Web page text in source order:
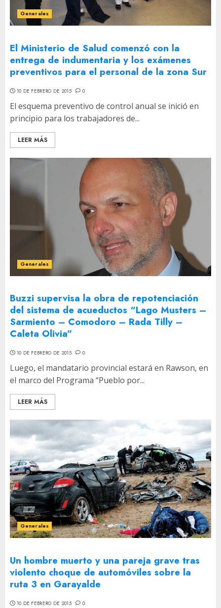
Generales
El Ministerio de Salud comenzó con la
entrega de indumentaria y los exámenes
preventivos para el personal de la zona Sur
10 DE FEBRERO DE 2015 0
El esquema preventivo de control anual se inició en
principio para los trabajadores de...
LEER MÁS
Generales
Buzzi supervisa la obra de repotenciación
del sistema de acueductos “Lago Musters –
Sarmiento – Comodoro – Rada Tilly –
Caleta Olivia”
10 DE FEBRERO DE 2015 0
Luego, el mandatario provincial estará en Rawson, en
el marco del Programa “Pueblo por...
LEER MÁS
Generales
Un hombre muerto y una pareja grave tras
violento choque de automóviles sobre la
ruta 3 en Garayalde
10 DE FEBRERO DE 2015 0